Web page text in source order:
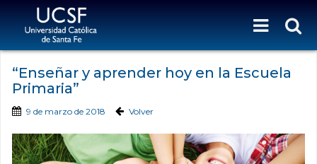
“Enseñar y aprender hoy en la Escuela
Primaria”
9 de marzo de 2018 Volver